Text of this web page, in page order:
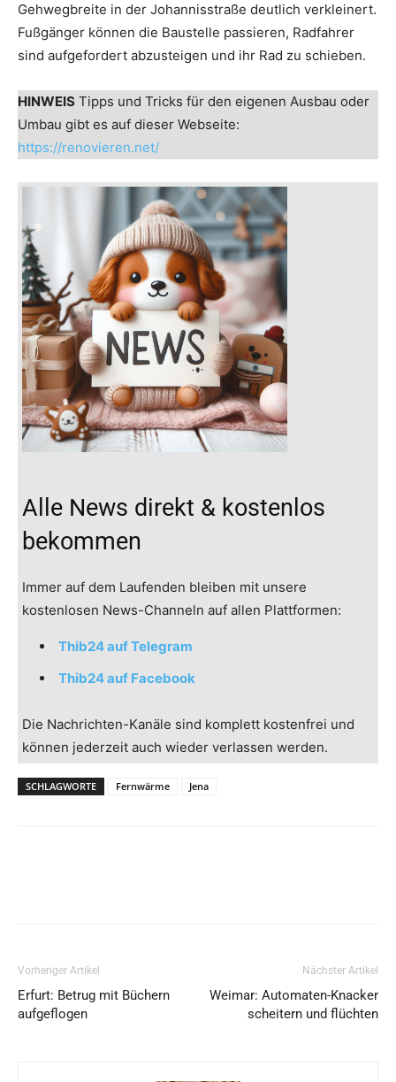
Gehwegbreite in der Johannisstraße deutlich verkleinert.
Fußgänger können die Baustelle passieren, Radfahrer
sind aufgefordert abzusteigen und ihr Rad zu schieben.
HINWEIS Tipps und Tricks für den eigenen Ausbau oder
Umbau gibt es auf dieser Webseite:
https://renovieren.net/
Alle News direkt & kostenlos
bekommen
Immer auf dem Laufenden bleiben mit unsere
kostenlosen News-Channeln auf allen Plattformen:
Thib24 auf Telegram
Thib24 auf Facebook
Die Nachrichten-Kanäle sind komplett kostenfrei und
können jederzeit auch wieder verlassen werden.
SCHLAGWORTE Fernwärme Jena
Vorheriger Artikel
Erfurt: Betrug mit Büchern
aufgeflogen
Nächster Artikel
Weimar: Automaten-Knacker
scheitern und flüchten